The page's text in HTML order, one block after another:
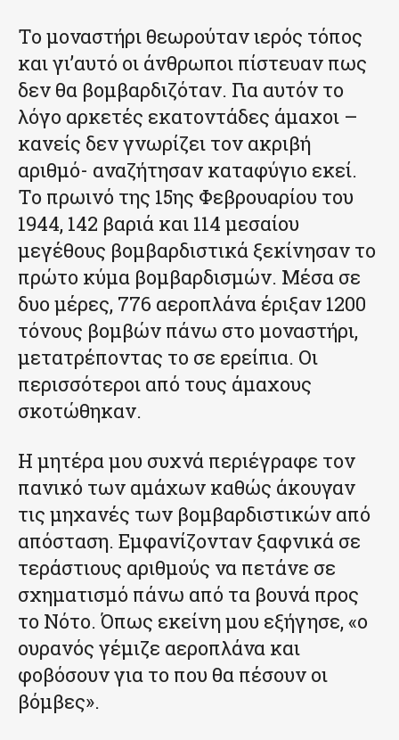
Το μοναστήρι θεωρούταν ιερός τόπος
και γι’αυτό οι άνθρωποι πίστευαν πως
δεν θα βομβαρδιζόταν. Για αυτόν το
λόγο αρκετές εκατοντάδες άμαχοι –
κανείς δεν γνωρίζει τον ακριβή
αριθμό- αναζήτησαν καταφύγιο εκεί.
Το πρωινό της 15ης Φεβρουαρίου του
1944, 142 βαριά και 114 μεσαίου
μεγέθους βομβαρδιστικά ξεκίνησαν το
πρώτο κύμα βομβαρδισμών. Μέσα σε
δυο μέρες, 776 αεροπλάνα έριξαν 1200
τόνους βομβών πάνω στο μοναστήρι,
μετατρέποντας το σε ερείπια. Οι
περισσότεροι από τους άμαχους
σκοτώθηκαν.
Η μητέρα μου συχνά περιέγραφε τον
πανικό των αμάχων καθώς άκουγαν
τις μηχανές των βομβαρδιστικών από
απόσταση. Εμφανίζονταν ξαφνικά σε
τεράστιoυς αριθμούς να πετάνε σε
σχηματισμό πάνω από τα βουνά προς
το Νότο. Όπως εκείνη μου εξήγησε, «ο
ουρανός γέμιζε αεροπλάνα και
φοβόσουν για το που θα πέσουν οι
βόμβες».